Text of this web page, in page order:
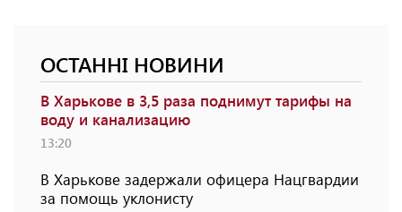
ОСТАННІ НОВИНИ
В Харькове в 3,5 раза поднимут тарифы на
воду и канализацию
13:20
В Харькове задержали офицера Нацгвардии
за помощь уклонисту